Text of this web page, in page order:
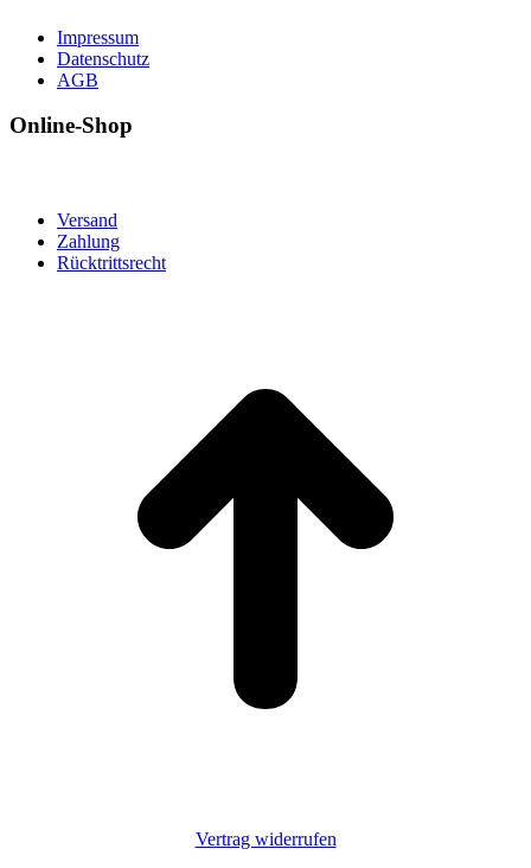
Impressum
Datenschutz
AGB
Online-Shop
Versand
Zahlung
Rücktrittsrecht
Vertrag widerrufen